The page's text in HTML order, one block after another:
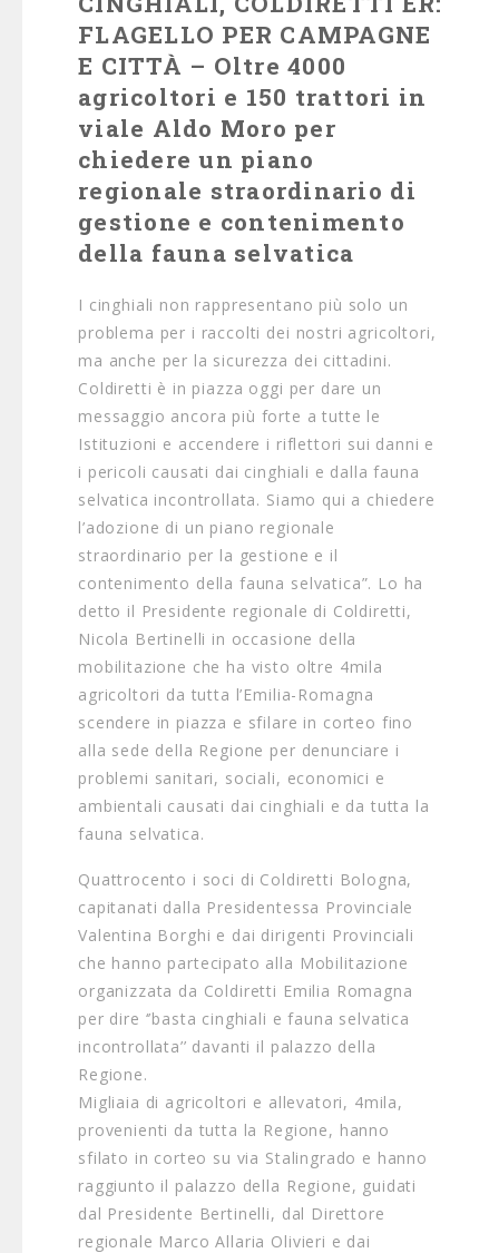
FLAGELLO PER CAMPAGNE
E CITTÀ – Oltre 4000
agricoltori e 150 trattori in
viale Aldo Moro per
chiedere un piano
regionale straordinario di
gestione e contenimento
della fauna selvatica
I cinghiali non rappresentano più solo un
problema per i raccolti dei nostri agricoltori,
ma anche per la sicurezza dei cittadini.
Coldiretti è in piazza oggi per dare un
messaggio ancora più forte a tutte le
Istituzioni e accendere i riflettori sui danni e
i pericoli causati dai cinghiali e dalla fauna
selvatica incontrollata. Siamo qui a chiedere
l’adozione di un piano regionale
straordinario per la gestione e il
contenimento della fauna selvatica”. Lo ha
detto il Presidente regionale di Coldiretti,
Nicola Bertinelli in occasione della
mobilitazione che ha visto oltre 4mila
agricoltori da tutta l’Emilia-Romagna
scendere in piazza e sfilare in corteo fino
alla sede della Regione per denunciare i
problemi sanitari, sociali, economici e
ambientali causati dai cinghiali e da tutta la
fauna selvatica.
Quattrocento i soci di Coldiretti Bologna,
capitanati dalla Presidentessa Provinciale
Valentina Borghi e dai dirigenti Provinciali
che hanno partecipato alla Mobilitazione
organizzata da Coldiretti Emilia Romagna
per dire ‘’basta cinghiali e fauna selvatica
incontrollata’’ davanti il palazzo della
Regione.
Migliaia di agricoltori e allevatori, 4mila,
provenienti da tutta la Regione, hanno
sfilato in corteo su via Stalingrado e hanno
raggiunto il palazzo della Regione, guidati
dal Presidente Bertinelli, dal Direttore
regionale Marco Allaria Olivieri e dai